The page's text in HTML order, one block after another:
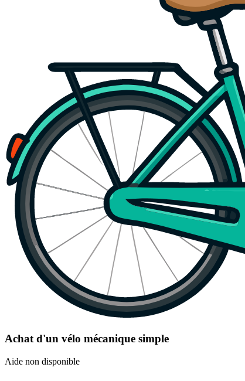
Achat d'un vélo mécanique simple
Aide non disponible